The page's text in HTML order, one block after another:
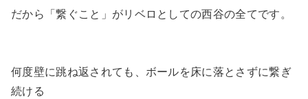
だから「繋ぐこと」がリベロとしての西谷の全てです。
何度壁に跳ね返されても、ボールを床に落とさずに繋ぎ
続ける